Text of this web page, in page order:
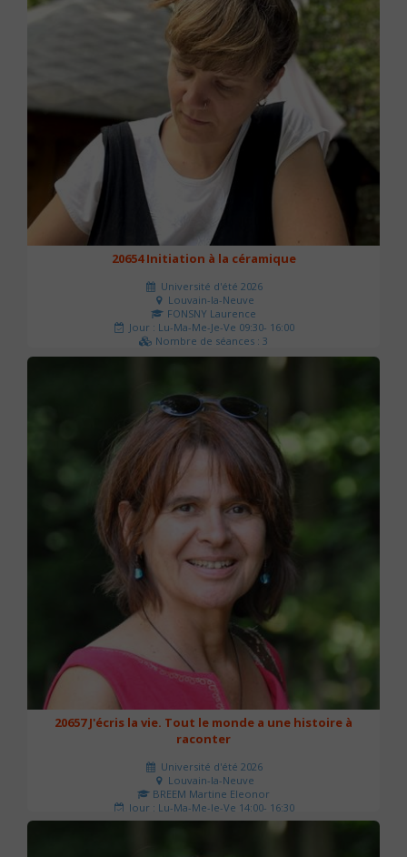
20654 Initiation à la céramique
Université d'été 2026
Louvain-la-Neuve
FONSNY Laurence
Jour : Lu-Ma-Me-Je-Ve 09:30- 16:00
Nombre de séances : 3
190 €
20657 J'écris la vie. Tout le monde a une histoire à
raconter
Université d'été 2026
Louvain-la-Neuve
BREEM Martine Eleonor
Jour : Lu-Ma-Me-Je-Ve 14:00- 16:30
Nombre de séances : 3